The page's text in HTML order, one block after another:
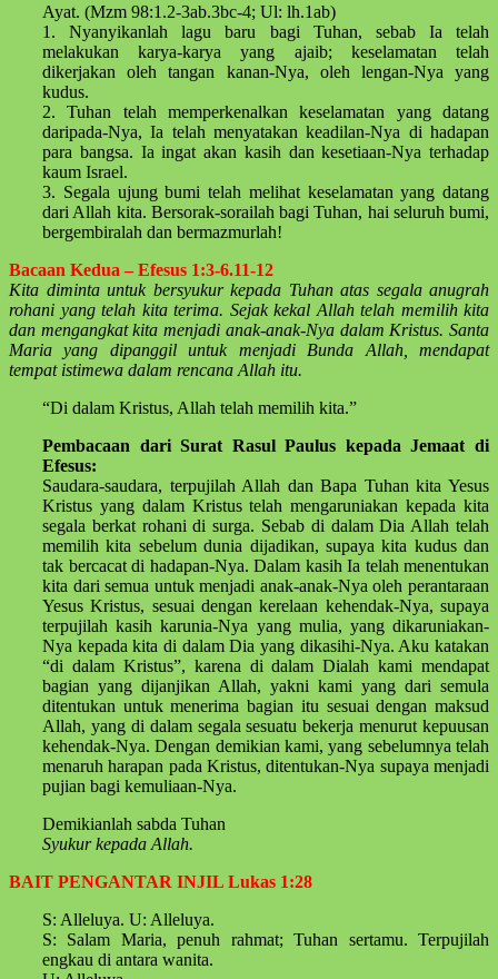
Ayat. (Mzm 98:1.2-3ab.3bc-4; Ul: lh.1ab)
1. Nyanyikanlah lagu baru bagi Tuhan, sebab Ia telah
melakukan karya-karya yang ajaib; keselamatan telah
dikerjakan oleh tangan kanan-Nya, oleh lengan-Nya yang
kudus.
2. Tuhan telah memperkenalkan keselamatan yang datang
daripada-Nya, Ia telah menyatakan keadilan-Nya di hadapan
para bangsa. Ia ingat akan kasih dan kesetiaan-Nya terhadap
kaum Israel.
3. Segala ujung bumi telah melihat keselamatan yang datang
dari Allah kita. Bersorak-sorailah bagi Tuhan, hai seluruh bumi,
bergembiralah dan bermazmurlah!
Bacaan Kedua – Efesus 1:3-6.11-12
Kita diminta untuk bersyukur kepada Tuhan atas segala anugrah
rohani yang telah kita terima. Sejak kekal Allah telah memilih kita
dan mengangkat kita menjadi anak-anak-Nya dalam Kristus. Santa
Maria yang dipanggil untuk menjadi Bunda Allah, mendapat
tempat istimewa dalam rencana Allah itu.
“Di dalam Kristus, Allah telah memilih kita.”
Pembacaan dari Surat Rasul Paulus kepada Jemaat di
Efesus:
Saudara-saudara, terpujilah Allah dan Bapa Tuhan kita Yesus
Kristus yang dalam Kristus telah mengaruniakan kepada kita
segala berkat rohani di surga. Sebab di dalam Dia Allah telah
memilih kita sebelum dunia dijadikan, supaya kita kudus dan
tak bercacat di hadapan-Nya. Dalam kasih Ia telah menentukan
kita dari semua untuk menjadi anak-anak-Nya oleh perantaraan
Yesus Kristus, sesuai dengan kerelaan kehendak-Nya, supaya
terpujilah kasih karunia-Nya yang mulia, yang dikaruniakan-
Nya kepada kita di dalam Dia yang dikasihi-Nya. Aku katakan
“di dalam Kristus”, karena di dalam Dialah kami mendapat
bagian yang dijanjikan Allah, yakni kami yang dari semula
ditentukan untuk menerima bagian itu sesuai dengan maksud
Allah, yang di dalam segala sesuatu bekerja menurut kepuusan
kehendak-Nya. Dengan demikian kami, yang sebelumnya telah
menaruh harapan pada Kristus, ditentukan-Nya supaya menjadi
pujian bagi kemuliaan-Nya.
Demikianlah sabda Tuhan
Syukur kepada Allah.
BAIT PENGANTAR INJIL Lukas 1:28
S: Alleluya. U: Alleluya.
S: Salam Maria, penuh rahmat; Tuhan sertamu. Terpujilah
engkau di antara wanita.